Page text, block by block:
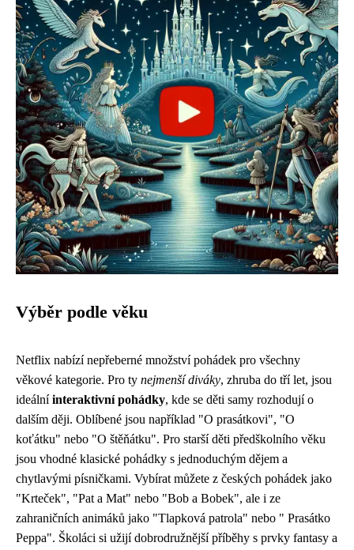
Výběr podle věku
Netflix nabízí nepřeberné množství pohádek pro všechny
věkové kategorie. Pro ty nejmenší diváky, zhruba do tří let, jsou
ideálníinteraktivní pohádky, kde se děti samy rozhodují o
dalším ději. Oblíbené jsou například "O prasátkovi", "O
koťátku" nebo "O štěňátku". Pro starší děti předškolního věku
jsou vhodné klasické pohádky s jednoduchým dějem a
chytlavými písničkami. Vybírat můžete z českých pohádek jako
"Krteček", "Pat a Mat" nebo "Bob a Bobek", ale i ze
zahraničních animáků jako "Tlapková patrola" nebo " Prasátko
Peppa". Školáci si užijí dobrodružnější příběhy s prvky fantasy a